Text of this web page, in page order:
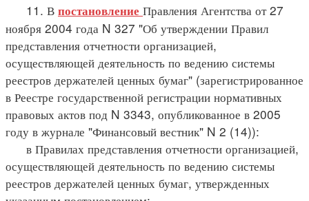
11. В постановление Правления Агентства от 27
ноября 2004 года N 327 "Об утверждении Правил
представления отчетности организацией,
осуществляющей деятельность по ведению системы
реестров держателей ценных бумаг" (зарегистрированное
в Реестре государственной регистрации нормативных
правовых актов под N 3343, опубликованное в 2005
году в журнале "Финансовый вестник" N 2 (14)):
в Правилах представления отчетности организацией,
осуществляющей деятельность по ведению системы
реестров держателей ценных бумаг, утвержденных